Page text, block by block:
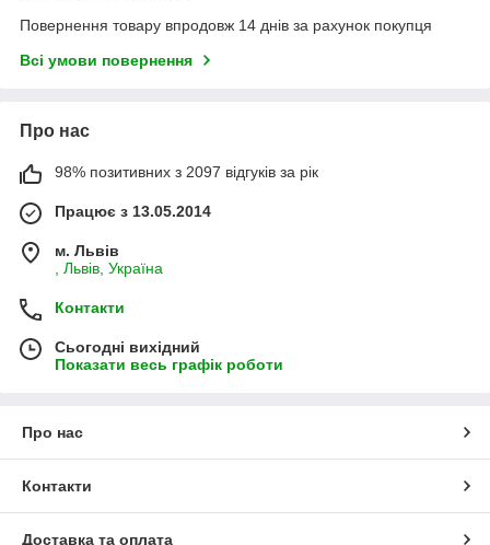
Повернення товару впродовж 14 днів за рахунок покупця
Всі умови повернення
Про нас
98% позитивних з 2097 відгуків за рік
Працює з 13.05.2014
м. Львів
, Львів, Україна
Контакти
Сьогодні вихідний
Показати весь графік роботи
Про нас
Контакти
Доставка та оплата